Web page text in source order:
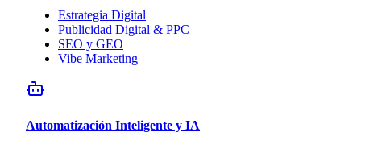
Estrategia Digital
Publicidad Digital & PPC
SEO y GEO
Vibe Marketing
Automatización Inteligente y IA